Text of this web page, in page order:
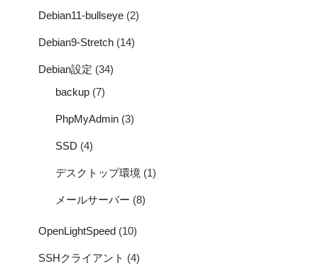
Debian11-bullseye (2)
Debian9-Stretch (14)
Debian設定 (34)
backup (7)
PhpMyAdmin (3)
SSD (4)
デスクトップ環境 (1)
メールサーバー (8)
OpenLightSpeed (10)
SSHクライアント (4)